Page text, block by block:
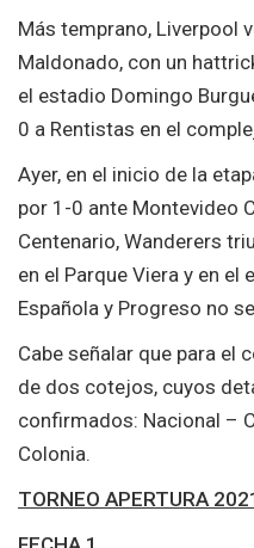
Más temprano, Liverpool
Maldonado, con un
el estadio Domingo
0 a Rentistas en el
Ayer, en el inicio de la
por 1-0 ante Montevideo
Centenario, Wanderers
en el Parque Viera y en el
Española y Progreso no
Cabe señalar que para el
de dos cotejos, cuyos
confirmados: Nacional –
Colonia.
TORNEO APERTURA